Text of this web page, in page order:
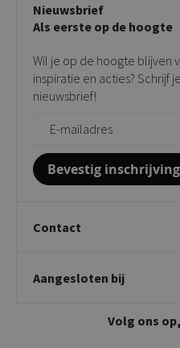
Privacy policy
Taupe stoelen
Tuinstoelen
Bijzettafels
Showroom
Contact
Onderhoudsproducten
Vloerbescherming
Giftcards
Nieuwsbrief
Als eerste op de hoogte
Wil je op de hoogte blijven
inspiratie en acties? Schrijf
nieuwsbrief!
Bevestig inschrijving
Contact
Twijnstraweg 2
info@kickcollection.nl
Aangesloten bij
Volg ons op